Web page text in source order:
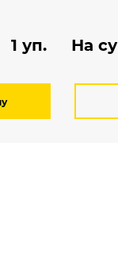
уп. На